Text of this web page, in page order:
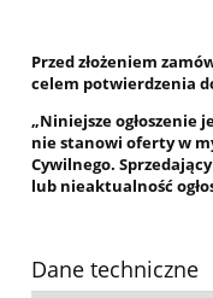
Przed złożeniem
celem potwierdzenia
„Niniejsze ogłoszenie
nie stanowi oferty w
Cywilnego.
lub nieaktualność
Dane techniczne